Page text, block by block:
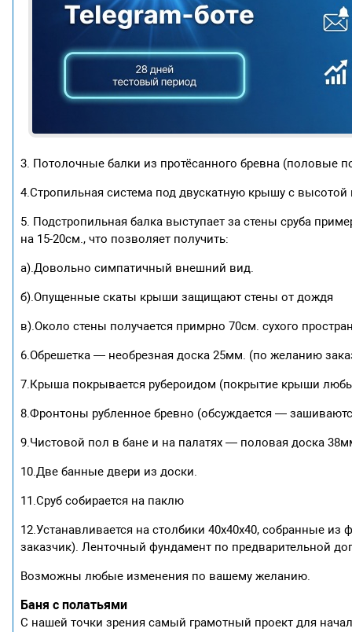
3. Потолочные балки из протёсанного бревна (половые
4.Стропильная система под двускатную крышу с
5. Подстропильная балка выступает за стены сруба
на 15-20см., что позволяет получить:
а).Довольно симпатичный внешний вид.
б).Опущенные скаты крыши защищают стены от дождя
в).Около стены получается примрно 70см. сухого
6.Обрешетка — необрезная доска 25мм. (по желанию
7.Крыша покрывается рубероидом (покрытие крыши
8.Фронтоны рубленное бревно (обсуждается —
9.Чистовой пол в бане и на палатях — половая доска
10.Две банные двери из доски.
11.Сруб собирается на паклю
12.Устанавливается на столбики 40х40х40, собранные
заказчик). Ленточный фундамент по предварительной
Возможны любые изменения по вашему желанию.
Баня с полатьями
С нашей точки зрения самый грамотный проект для